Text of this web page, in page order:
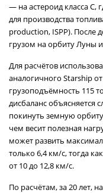
— на астероид класса
для производства
production, ISPP). После
грузом на орбиту Луны
Для расчётов
аналогичного Starship
грузоподъёмность 115
дисбаланс объясняется
покинуть земную
чем весит полезная
может развить
только 6,4 км/с, тогда
от 10 до 12,8 км/с.
По расчётам, за 20 лет,